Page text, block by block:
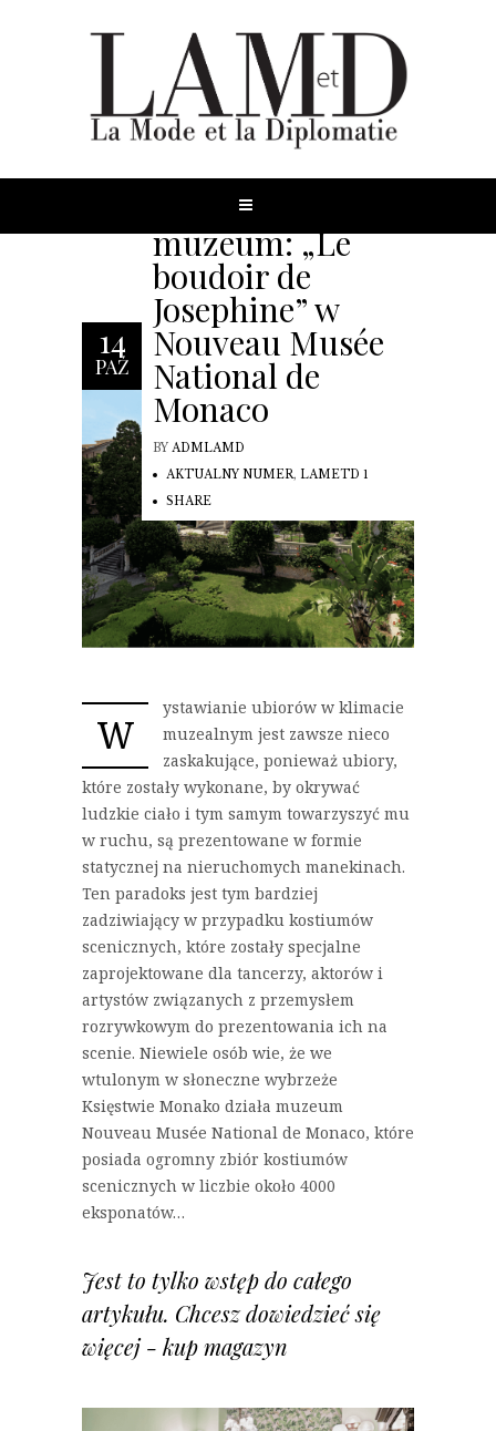
14
PAŹ
Ubiór w
muzeum: „Le
boudoir de
Josephine” w
Nouveau Musée
National de
Monaco
BY ADMLAMD
AKTUALNY NUMER, LAMETD 1
SHARE
W
ystawianie ubiorów w klimacie
muzealnym jest zawsze nieco
zaskakujące, ponieważ ubiory,
które zostały wykonane, by okrywać
ludzkie ciało i tym samym towarzyszyć mu
w ruchu, są prezentowane w formie
statycznej na nieruchomych manekinach.
Ten paradoks jest tym bardziej
zadziwiający w przypadku kostiumów
scenicznych, które zostały specjalne
zaprojektowane dla tancerzy, aktorów i
artystów związanych z przemysłem
rozrywkowym do prezentowania ich na
scenie. Niewiele osób wie, że we
wtulonym w słoneczne wybrzeże
Księstwie Monako działa muzeum
Nouveau Musée National de Monaco, które
posiada ogromny zbiór kostiumów
scenicznych w liczbie około 4000
eksponatów…
Jest to tylko wstęp do całego
artykułu. Chcesz dowiedzieć się
więcej - kup magazyn